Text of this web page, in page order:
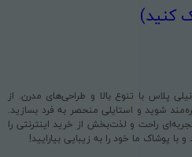
کنید)
پلاس با تنوع بالا و طراحی‌های مدرن. از
شوید و استایلی منحصر به فرد بسازید.
راحت و لذت‌بخش از خرید اینترنتی را
با پوشاک ما خود را به زیبایی بیارایید!